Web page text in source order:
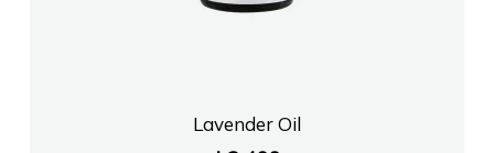
Lavender Oil